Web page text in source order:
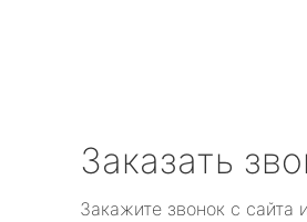
Заказать
Закажите звонок с сайта